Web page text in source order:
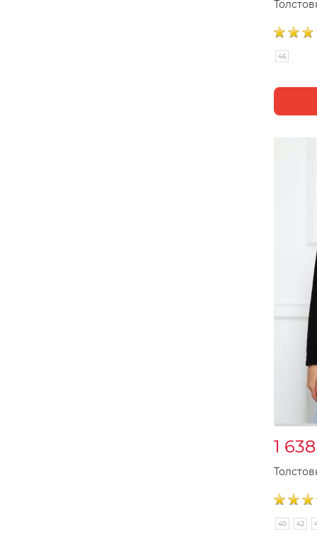
46
1
40 42